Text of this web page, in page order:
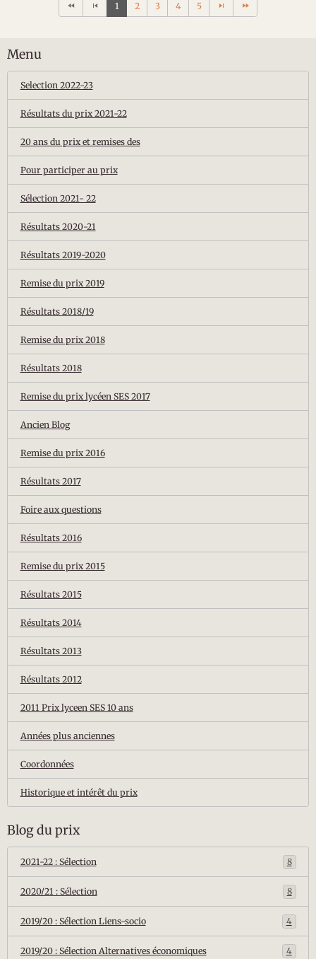
1 2 3 4 5
Menu
Selection 2022-23
Résultats du prix 2021-22
20 ans du prix et remises des
Pour participer au prix
Sélection 2021- 22
Résultats 2020-21
Résultats 2019-2020
Remise du prix 2019
Résultats 2018/19
Remise du prix 2018
Résultats 2018
Remise du prix lycéen SES 2017
Ancien Blog
Remise du prix 2016
Résultats 2017
Foire aux questions
Résultats 2016
Remise du prix 2015
Résultats 2015
Résultats 2014
Résultats 2013
Résultats 2012
2011 Prix lyceen SES 10 ans
Années plus anciennes
Coordonnées
Historique et intérêt du prix
Blog du prix
2021-22 : Sélection 8
2020/21 : Sélection 8
2019/20 : Sélection Liens-socio 4
2019/20 : Sélection Alternatives économiques 4